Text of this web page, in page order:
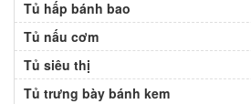
Tủ hấp bánh bao
Tủ nấu cơm
Tủ siêu thị
Tủ trưng bày bánh kem